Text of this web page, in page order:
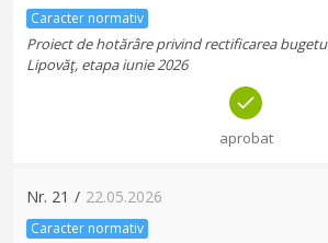
Caracter normativ
Proiect de hotărâre privind rectificarea
Lipovăţ, etapa iunie 2026
aprobat
Nr. 21 / 22.05.2026
Caracter normativ